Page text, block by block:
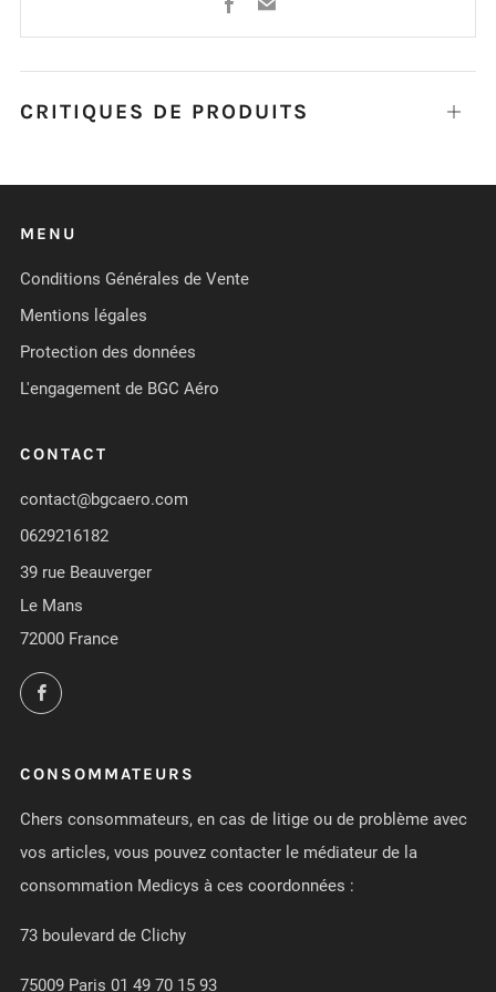
CRITIQUES DE PRODUITS Ouvrir
MENU
Conditions Générales de Vente
Mentions légales
Protection des données
L'engagement de BGC Aéro
CONTACT
contact@bgcaero.com
0629216182
39 rue Beauverger
Le Mans
72000 France
Facebook
CONSOMMATEURS
Chers consommateurs, en cas de litige ou de problème avec
vos articles, vous pouvez contacter le médiateur de la
consommation Medicys à ces coordonnées :
73 boulevard de Clichy
75009 Paris 01 49 70 15 93